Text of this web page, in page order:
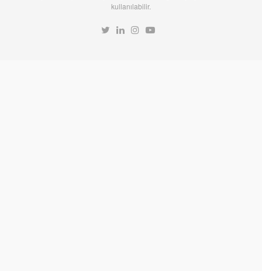
kullanılabilir.